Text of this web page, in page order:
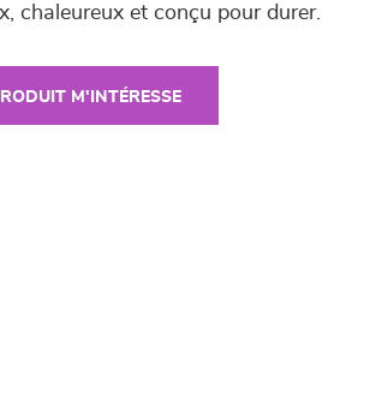
chaleureux et conçu pour durer.
M'INTÉRESSE